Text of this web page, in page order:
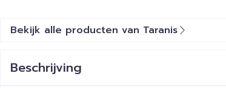
Bekijk alle producten van Taranis
Beschrijving